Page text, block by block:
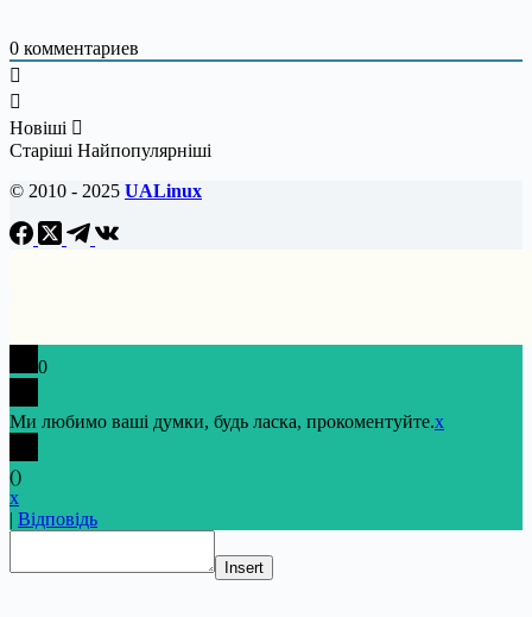
0 комментариев
Новіші
Старіші Найпопулярніші
© 2010 - 2025 UALinux
0
Ми любимо ваші думки, будь ласка, прокоментуйте.x
()
x
| Відповідь
Insert